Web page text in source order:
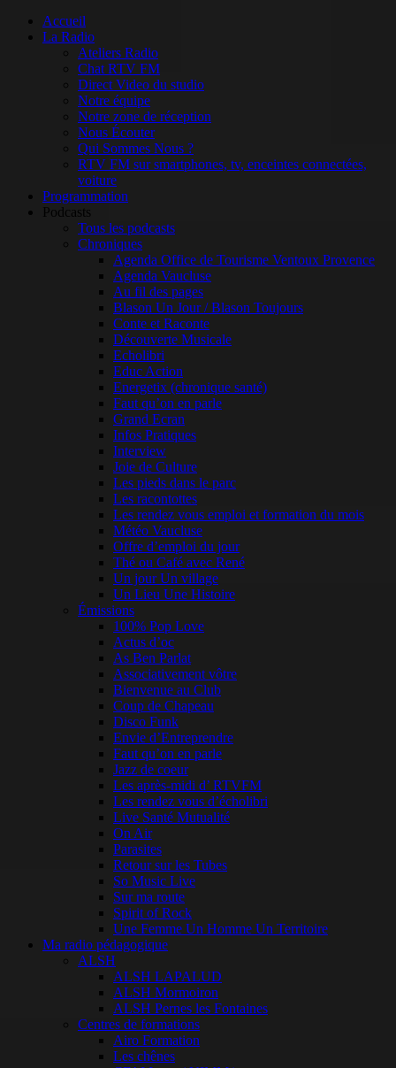
Accueil
La Radio
Ateliers Radio
Chat RTV FM
Direct Video du studio
Notre équipe
Notre zone de réception
Nous Écouter
Qui Sommes Nous ?
RTV FM sur smartphones, tv, enceintes connectées,
voiture
Programmation
Podcasts
Tous les podcasts
Chroniques
Agenda Office de Tourisme Ventoux Provence
Agenda Vaucluse
Au fil des pages
Blason Un Jour / Blason Toujours
Conte et Raconte
Découverte Musicale
Echolibri
Educ Action
Energetix (chronique santé)
Faut qu’on en parle
Grand Ecran
Infos Pratiques
Interview
Joie de Culture
Les pieds dans le parc
Les racontottes
Les rendez vous emploi et formation du mois
Météo Vaucluse
Offre d’emploi du jour
Thé ou Café avec René
Un jour Un village
Un Lieu Une Histoire
Émissions
100% Pop Love
Actus d’oc
As Ben Parlat
Associativement vôtre
Bienvenue au Club
Coup de Chapeau
Disco Funk
Envie d’Entreprendre
Faut qu’on en parle
Jazz de coeur
Les après-midi d’ RTVFM
Les rendez vous d’écholibri
Live Santé Mutualité
On Air
Parasites
Retour sur les Tubes
So Music Live
Sur ma route
Spirit of Rock
Une Femme Un Homme Un Territoire
Ma radio pédagogique
ALSH
ALSH LAPALUD
ALSH Mormoiron
ALSH Pernes les Fontaines
Centres de formations
Airo Formation
Les chênes